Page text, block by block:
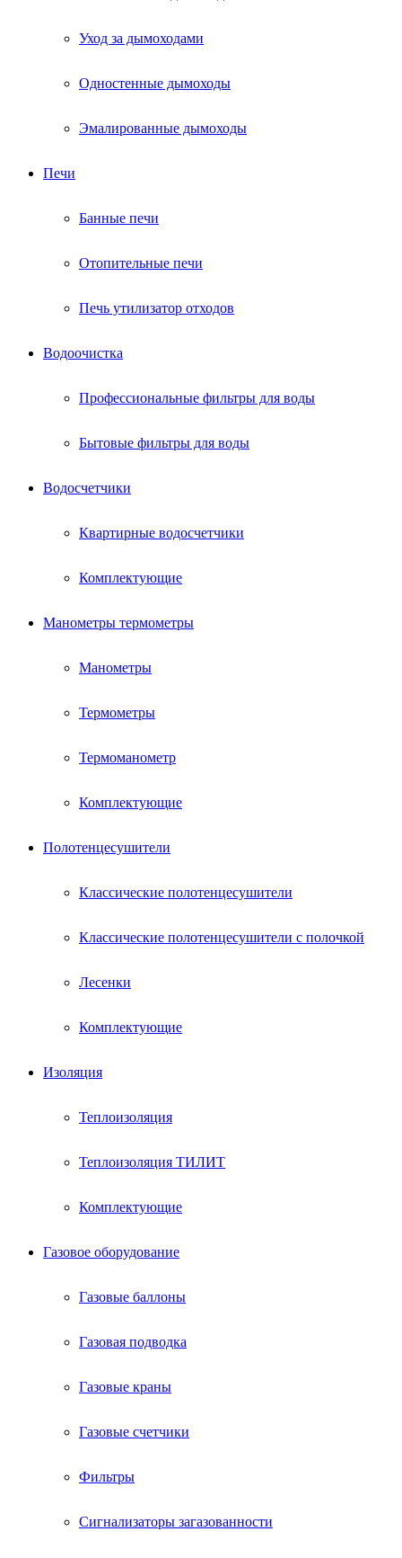
Уход за дымоходами
Одностенные дымоходы
Эмалированные дымоходы
Печи
Банные печи
Отопительные печи
Печь утилизатор отходов
Водоочистка
Профессиональные фильтры для воды
Бытовые фильтры для воды
Водосчетчики
Квартирные водосчетчики
Комплектующие
Манометры термометры
Манометры
Термометры
Термоманометр
Комплектующие
Полотенцесушители
Классические полотенцесушители
Классические полотенцесушители с полочкой
Лесенки
Комплектующие
Изоляция
Теплоизоляция
Теплоизоляция ТИЛИТ
Комплектующие
Газовое оборудование
Газовые баллоны
Газовая подводка
Газовые краны
Газовые счетчики
Фильтры
Сигнализаторы загазованности